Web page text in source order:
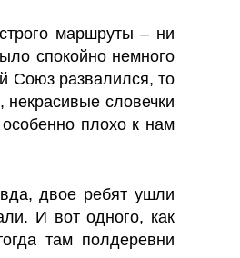
маршруты – ни
спокойно немного
Союз развалился, то
словечки
плохо к нам
двое ребят ушли
И вот одного, как
там полдеревни